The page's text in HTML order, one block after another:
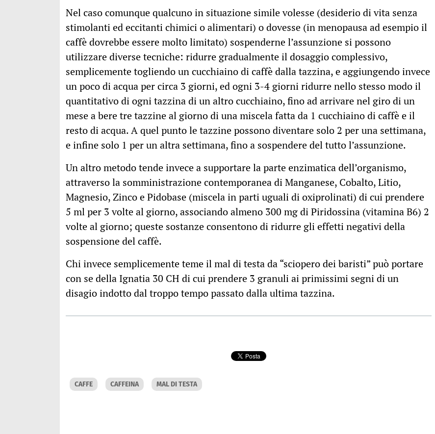
Nel caso comunque qualcuno in situazione simile volesse (desiderio di vita senza
stimolanti ed eccitanti chimici o alimentari) o dovesse (in menopausa ad esempio il
caffè dovrebbe essere molto limitato) sospenderne l’assunzione si possono
utilizzare diverse tecniche: ridurre gradualmente il dosaggio complessivo,
semplicemente togliendo un cucchiaino di caffè dalla tazzina, e aggiungendo invece
un poco di acqua per circa 3 giorni, ed ogni 3-4 giorni ridurre nello stesso modo il
quantitativo di ogni tazzina di un altro cucchiaino, fino ad arrivare nel giro di un
mese a bere tre tazzine al giorno di una miscela fatta da 1 cucchiaino di caffè e il
resto di acqua. A quel punto le tazzine possono diventare solo 2 per una settimana,
e infine solo 1 per un altra settimana, fino a sospendere del tutto l’assunzione.
Un altro metodo tende invece a supportare la parte enzimatica dell’organismo,
attraverso la somministrazione contemporanea di Manganese, Cobalto, Litio,
Magnesio, Zinco e Pidobase (miscela in parti uguali di oxiprolinati) di cui prendere
5 ml per 3 volte al giorno, associando almeno 300 mg di Piridossina (vitamina B6) 2
volte al giorno; queste sostanze consentono di ridurre gli effetti negativi della
sospensione del caffè.
Chi invece semplicemente teme il mal di testa da “sciopero dei baristi” può portare
con se della Ignatia 30 CH di cui prendere 3 granuli ai primissimi segni di un
disagio indotto dal troppo tempo passato dalla ultima tazzina.
CAFFE CAFFEINA MAL DI TESTA